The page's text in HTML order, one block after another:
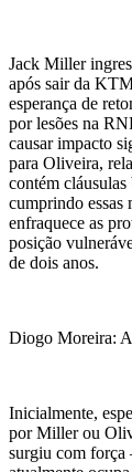
Jack Miller
após sair da
esperança de
por lesões na
causar impacto
para Oliveira,
contém cláusulas
cumprindo essas
enfraquece as
posição
de dois anos.
Diogo Moreira: A
Inicialmente,
por Miller ou
surgiu com